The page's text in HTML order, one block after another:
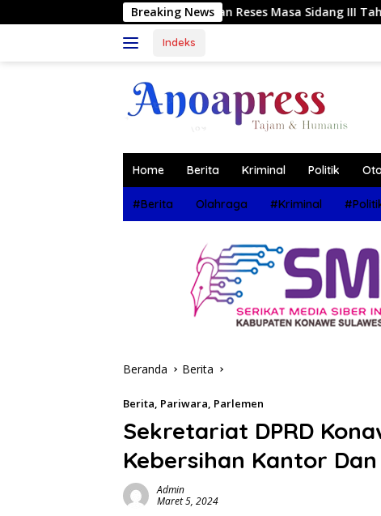
ke
Breaking News
Reses Masa Sidang III Tahun 2026 di Dapil IV Konawe
Indeks
Home Berita Kriminal Politik
#Berita Olahraga #Kriminal
Beranda Berita
Berita, Pariwara, Parlemen
Sekretariat DPRD
Kebersihan Kantor
Admin
Maret 5, 2024